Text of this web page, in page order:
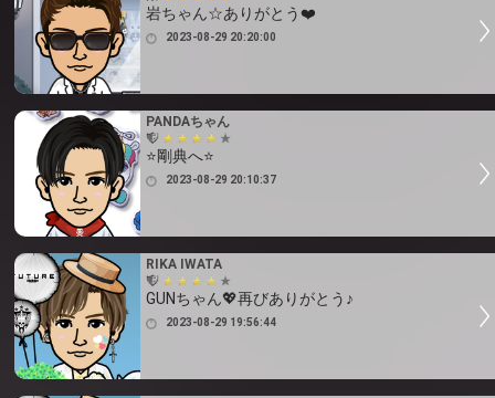
岩ちゃん☆ありがとう❤️
2023-08-29 20:20:00
PANDAちゃん
⭐剛典へ⭐
2023-08-29 20:10:37
RIKA IWATA
GUNちゃん💖再びありがとう♪
2023-08-29 19:56:44